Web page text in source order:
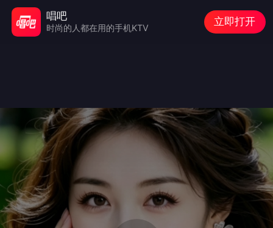
唱吧
时尚的人都在用的手机KTV
立即打开